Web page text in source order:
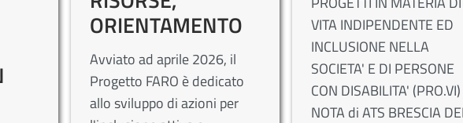
ORIENTAMENTO
Avviato ad aprile 2026, il
Progetto FARO è dedicato
allo sviluppo di azioni per
VITA INDIPENDENTE ED
INCLUSIONE NELLA
SOCIETA' E DI PERSONE
CON DISABILITA'
NOTA di ATS BRESCIA